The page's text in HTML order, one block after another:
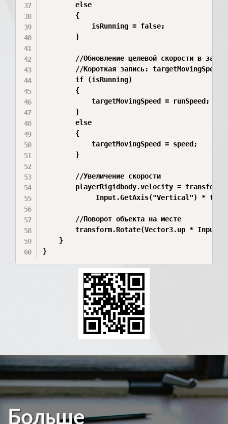
        else
        {
            isRunning = false;
        }
//Обновление целевой скорости в
//Короткая запись: targetMovingSpeed
        if (isRunning)
        {
            targetMovingSpeed = runSpeed;
        }
        else
        {
            targetMovingSpeed = speed;
        }
        //Увеличение скорости
playerRigidbody.velocity =
Input.GetAxis("Vertical") *
        //Поворот объекта на месте
transform.Rotate(Vector3.up *
    }
Больше